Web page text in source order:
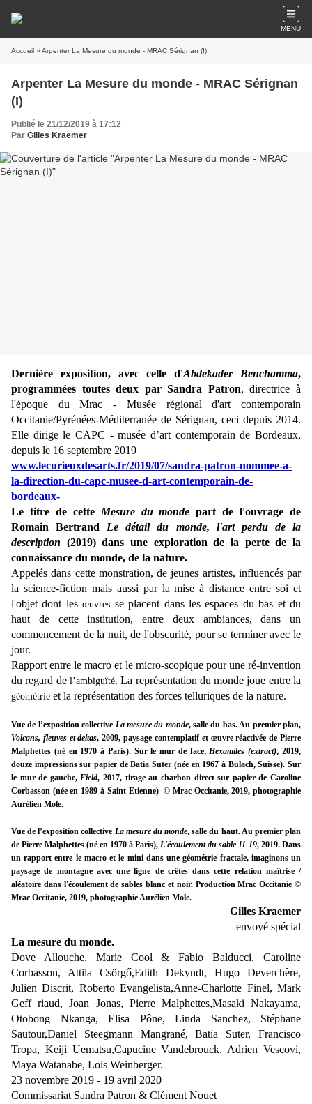
MENU
Accueil » Arpenter La Mesure du monde - MRAC Sérignan (I)
Arpenter La Mesure du monde - MRAC Sérignan
(I)
Publié le 21/12/2019 à 17:12
Par Gilles Kraemer
Dernière exposition, avec celle d'Abdekader Benchamma,
programmées toutes deux par Sandra Patron, directrice à
l'époque duMrac - Musée régional d'art contemporain
Occitanie/Pyrénées-Méditerranée de Sérignan, ceci depuis 2014.
Elle dirige le CAPC - musée d’art contemporain de Bordeaux,
depuis le 16 septembre 2019
www.lecurieuxdesarts.fr/2019/07/sandra-patron-nommee-a-
la-direction-du-capc-musee-d-art-contemporain-de-
bordeaux-
Le titre de cette Mesure du monde part de l'ouvrage de
Romain Bertrand Le détail du monde, l'art perdu de la
description (2019) dans une exploration de la perte de la
connaissance du monde, de la nature.
Appelés dans cette monstration, de jeunes artistes, influencés par
la science-fiction mais aussi par la mise à distance entre soi et
l'objet dont lesœuvres se placent dans les espaces du bas et du
haut de cette institution, entre deux ambiances, dans un
commencement de la nuit, de l'obscurité, pour se terminer avec le
jour.
Rapport entre le macro et le micro-scopique pour une ré-invention
du regard de l’ambiguïté. La représentation du monde joue entre la
géométrie et la représentation des forces telluriques de la nature.
Vue de l’exposition collective La mesure du monde, salle du bas. Au premier plan,
Volcans, fleuves et deltas, 2009, paysage contemplatif et œuvre réactivée de Pierre
Malphettes (né en 1970 à Paris). Sur lemur de face,Hexamiles (extract), 2019,
douze impressions sur papier de Batia Suter (née en 1967 à Bülach, Suisse). Sur
le mur de gauche,Field, 2017, tirage au charbon direct sur papier de Caroline
Corbasson (née en 1989 à Saint-Etienne) © Mrac Occitanie, 2019, photographie
Aurélien Mole.
Vue de l’exposition collective La mesure du monde, salle du haut. Au premier plan
de Pierre Malphettes (né en 1970 à Paris), L'écoulement du sable 11-19, 2019. Dans
un rapport entre le macro et le mini dans une géométrie fractale, imaginons un
paysage de montagne avec une ligne de crêtes dans cette relation maîtrise /
aléatoire dans l'écoulement de sables blanc et noir. Production Mrac Occitanie ©
Mrac Occitanie, 2019, photographie Aurélien Mole.
Gilles Kraemer
envoyé spécial
La mesure du monde.
Dove Allouche, Marie Cool & Fabio Balducci, Caroline
Corbasson, Attila Csörgő,Edith Dekyndt, Hugo Deverchère,
Julien Discrit, Roberto Evangelista,Anne-Charlotte Finel, Mark
Geff riaud, Joan Jonas, Pierre Malphettes,Masaki Nakayama,
Otobong Nkanga, Elisa Pône, Linda Sanchez, Stéphane
Sautour,Daniel Steegmann Mangrané, Batia Suter, Francisco
Tropa, Keiji Uematsu,Capucine Vandebrouck, Adrien Vescovi,
Maya Watanabe, Lois Weinberger.
23 novembre 2019 - 19 avril 2020
Commissariat Sandra Patron & Clément Nouet